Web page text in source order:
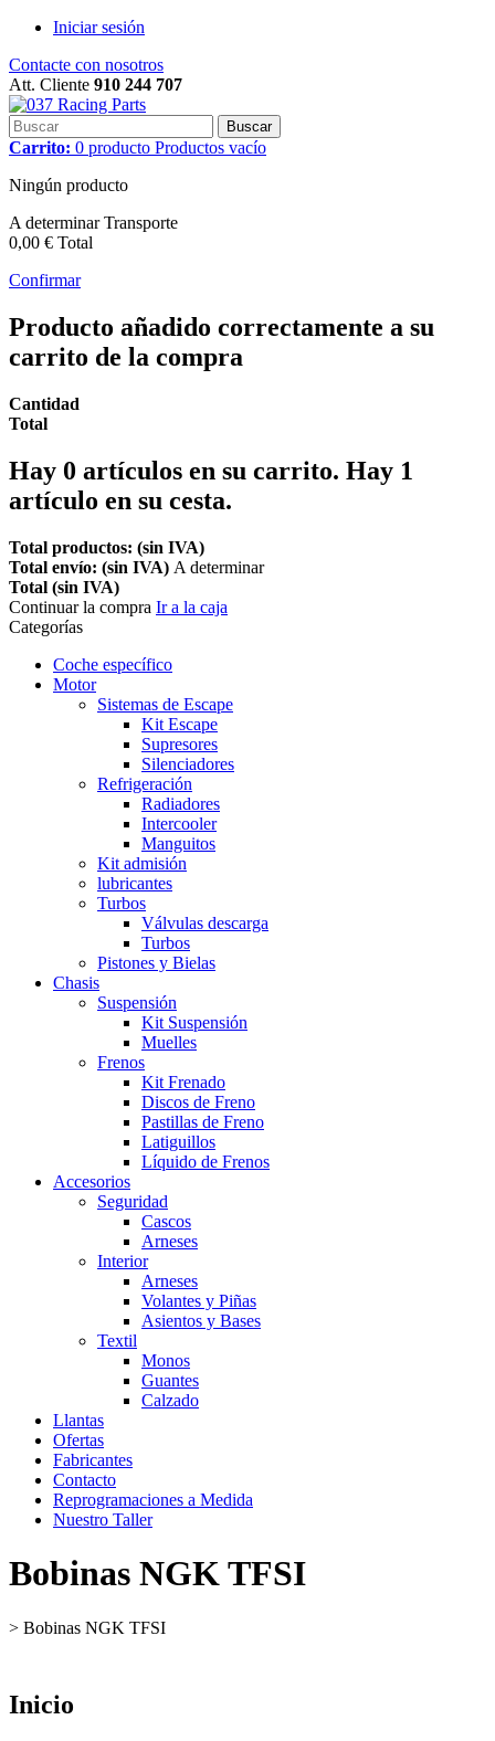
Iniciar sesión
Contacte con nosotros
Att. Cliente 910 244 707
Buscar
Carrito: 0 producto Productos vacío
Ningún producto
A determinarTransporte
0,00 € Total
Confirmar
Producto añadido correctamente a su
carrito de la compra
Cantidad
Total
Hay 0 artículos en su carrito. Hay 1
artículo en su cesta.
Total productos: (sin IVA)
Total envío: (sin IVA) A determinar
Total (sin IVA)
Continuar la compra Ir a la caja
Categorías
Coche específico
Motor
Sistemas de Escape
Kit Escape
Supresores
Silenciadores
Refrigeración
Radiadores
Intercooler
Manguitos
Kit admisión
lubricantes
Turbos
Válvulas descarga
Turbos
Pistones y Bielas
Chasis
Suspensión
Kit Suspensión
Muelles
Frenos
Kit Frenado
Discos de Freno
Pastillas de Freno
Latiguillos
Líquido de Frenos
Accesorios
Seguridad
Cascos
Arneses
Interior
Arneses
Volantes y Piñas
Asientos y Bases
Textil
Monos
Guantes
Calzado
Llantas
Ofertas
Fabricantes
Contacto
Reprogramaciones a Medida
Nuestro Taller
Bobinas NGK TFSI
> Bobinas NGK TFSI
Inicio